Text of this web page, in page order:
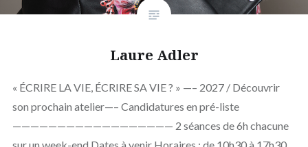
Laure Adler
« ÉCRIRE LA VIE, ÉCRIRE SA VIE ? » —– 2027 / Découvrir
son prochain atelier—– Candidatures en pré-liste
—————————————————— 2 séances de 6h chacune